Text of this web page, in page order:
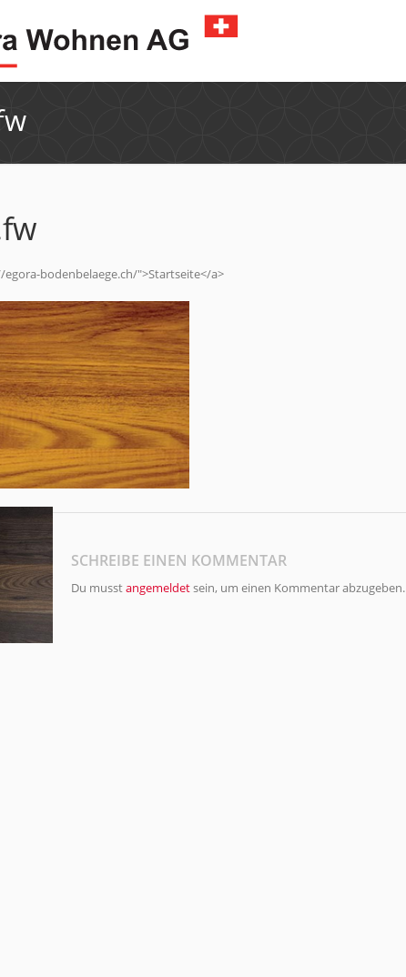
bodenbelaege.ch/">Startseite</a>
SCHREIBE EINEN KOMMENTAR
Du musstangemeldetsein, um einen Kommentar abzugeben.